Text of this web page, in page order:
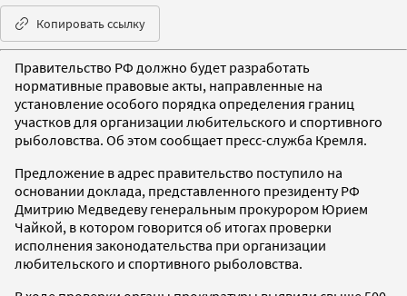
Копировать ссылку
Правительство РФ должно будет разработать
нормативные правовые акты, направленные на
установление особого порядка определения границ
участков для организации любительского и спортивного
рыболовства. Об этом сообщает пресс-служба Кремля.
Предложение в адрес правительство поступило на
основании доклада, представленного президенту РФ
Дмитрию Медведеву генеральным прокурором Юрием
Чайкой, в котором говорится об итогах проверки
исполнения законодательства при организации
любительского и спортивного рыболовства.